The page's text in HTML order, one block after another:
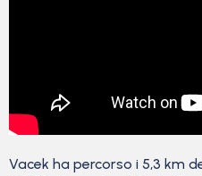
Vacek ha percorso i 5,3 km